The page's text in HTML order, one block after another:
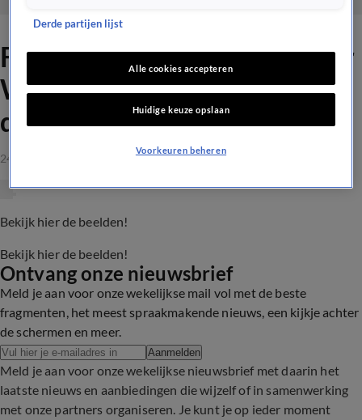
Freek de Jonge haalt uit naar
Wilfred: 'Je suggereert iets,
doe eerst je huiswerk'
24 juni 2019, 00:45
Bekijk hier de beelden!
Bekijk hier de beelden!
Ontvang onze nieuwsbrief
Meld je aan voor onze wekelijkse mail vol met de beste
fragmenten, het meest spraakmakende nieuws, een kijkje achter
de schermen en meer.
Aanmelden
Meld je aan voor onze wekelijkse nieuwsbrief met daarin het
laatste nieuws en aanbiedingen die wijzelf of in samenwerking
met onze partners organiseren. Je kunt je op ieder moment
Derde partijen lijst
Alle cookies accepteren
Huidige keuze opslaan
Voorkeuren beheren